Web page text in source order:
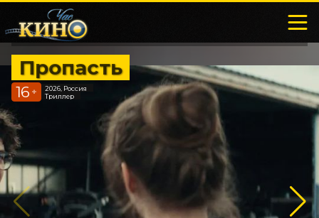
Пропасть
16 +
2026, Россия
Триллер